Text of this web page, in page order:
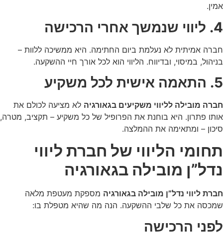
אמין.
4. ליווי שנמשך אחרי הרכישה
חברה אמיתית לא נעלמת ביום החתימה. היא ממשיכה ללוות –
בניהול, במיסוי, ובדיווח. הליווי הוא לכל אורך חיי ההשקעה.
5. התאמה אישית לכל משקיע
חברה מובילה לליווי משקיעים בגאורגיה לא מציעה לכולם את
אותו פתרון. היא בוחנת את הפרופיל של כל משקיע – תקציב, מטרה,
סיכון – ומתאימה את ההמלצה.
תחומי הליווי של חברת ליווי
נדל”ן מובילה בגאורגיה
חברת ליווי נדל”ן מובילה בגאורגיה מספקת מעטפת מלאה
שמכסה את כל שלבי ההשקעה. הנה מה שהיא מטפלת בו:
לפני הרכישה